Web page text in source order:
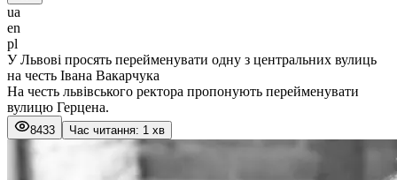
ua
en
pl
У Львові просять перейменувати одну з центральних вулиць
на честь Івана Вакарчука
На честь львівського ректора пропонують перейменувати
вулицю Герцена.
8433 Час читання: 1 хв